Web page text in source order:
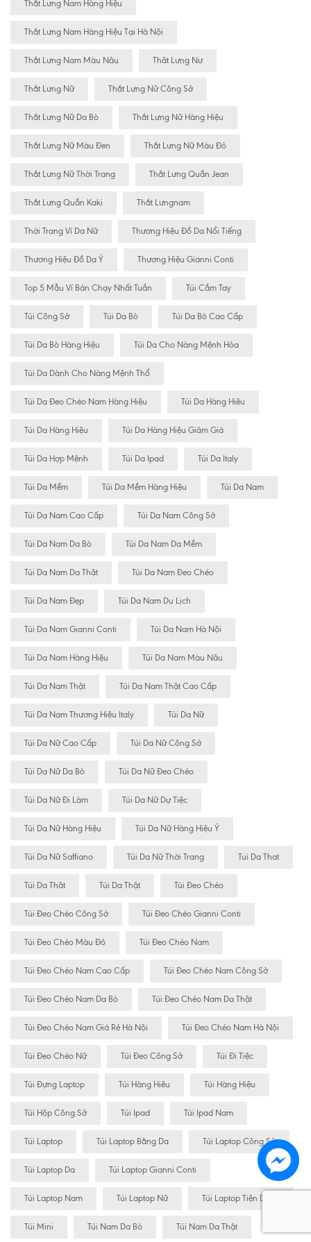
Thắt Lưng Nam Hàng Hiệu
Thắt Lưng Nam Hàng Hiệu Tại Hà Nội
Thắt Lưng Nam Màu Nâu Thăt Lưng Nư
Thắt Lưng Nữ Thắt Lưng Nữ Công Sở
Thắt Lưng Nữ Da Bò Thắt Lưng Nữ Hàng Hiệu
Thắt Lưng Nữ Màu Đen Thắt Lưng Nữ Màu Đỏ
Thắt Lưng Nữ Thời Trang Thắt Lưng Quần Jean
Thắt Lưng Quần Kaki Thắt Lưngnam
Thời Trang Ví Da Nữ Thương Hiệu Đồ Da Nổi Tiếng
Thương Hiệu Đồ Da Ý Thương Hiệu Gianni Conti
Top 5 Mẫu Ví Bán Chạy Nhất Tuần Túi Cầm Tay
Túi Công Sở Túi Da Bò Túi Da Bò Cao Cấp
Túi Da Bò Hàng Hiệu Túi Da Cho Nàng Mệnh Hỏa
Túi Da Dành Cho Nàng Mệnh Thổ
Túi Da Đeo Chéo Nam Hàng Hiệu Túi Da Hàng Hiêu
Túi Da Hàng Hiệu Túi Da Hàng Hiệu Giảm Giá
Túi Da Hợp Mệnh Túi Da Ipad Túi Da Italy
Túi Da Mềm Túi Da Mềm Hàng Hiệu Túi Da Nam
Túi Da Nam Cao Cấp Túi Da Nam Công Sở
Túi Da Nam Da Bò Túi Da Nam Da Mềm
Túi Da Nam Da Thật Túi Da Nam Đeo Chéo
Túi Da Nam Đẹp Túi Da Nam Du Lịch
Túi Da Nam Gianni Conti Túi Da Nam Hà Nội
Túi Da Nam Hàng Hiệu Túi Da Nam Màu Nâu
Túi Da Nam Thật Túi Da Nam Thật Cao Cấp
Túi Da Nam Thương Hiệu Italy Túi Da Nữ
Túi Da Nữ Cao Cấp Túi Da Nữ Công Sở
Túi Da Nữ Da Bò Túi Da Nữ Đeo Chéo
Túi Da Nữ Đi Làm Túi Da Nữ Dự Tiệc
Túi Da Nữ Hàng Hiệu Túi Da Nữ Hàng Hiệu Ý
Túi Da Nữ Saffiano Túi Da Nữ Thời Trang Tui Da That
Túi Da Thât Túi Da Thật Túi Đeo Chéo
Túi Đeo Chéo Công Sở Túi Đeo Chéo Gianni Conti
Túi Đeo Chéo Màu Đỏ Túi Đeo Chéo Nam
Túi Đeo Chéo Nam Cao Cấp Túi Đeo Chéo Nam Công Sở
Túi Đeo Chéo Nam Da Bò Túi Đeo Chéo Nam Da Thật
Túi Đeo Chéo Nam Giá Rẻ Hà Nội Túi Đeo Chéo Nam Hà Nội
Túi Đeo Chéo Nữ Túi Đeo Công Sở Túi Đi Tiệc
Túi Đựng Laptop Túi Hàng Hiêu Túi Hàng Hiệu
Túi Hộp Công Sở Túi Ipad Túi Ipad Nam
Túi Laptop Túi Laptop Bằng Da Túi Laptop Công Sở
Túi Laptop Da Túi Laptop Gianni Conti
Túi Laptop Nam Túi Laptop Nữ Túi Laptop Tiện Dụng
Túi Mini Túi Nam Da Bò Túi Nam Da Thật